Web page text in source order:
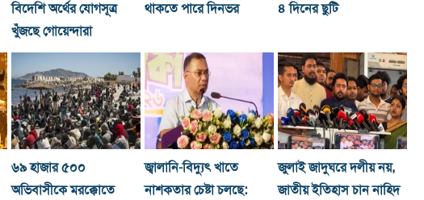
বিদেশি অর্থের যোগসূত্র
খুঁজছে গোয়েন্দারা
থাকতে পারে দিনভর
৪ দিনের ছুটি
৬৯ হাজার ৫০০
অভিবাসীকে মরক্কোতে
জ্বালানি-বিদ্যুৎ খাতে
নাশকতার চেষ্টা চলছে:
জুলাই জাদুঘরে দলীয় নয়,
জাতীয় ইতিহাস চান নাহিদ